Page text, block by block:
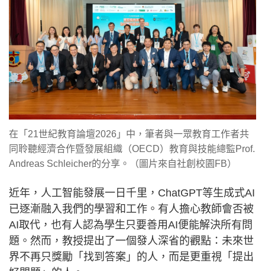
在「21世紀教育論壇2026」中，筆者與一眾教育工作者共
同聆聽經濟合作暨發展組織（OECD）教育與技能總監Prof.
Andreas Schleicher的分享。（圖片來自社創校園FB）
近年，人工智能發展一日千里，ChatGPT等生成式AI
已逐漸融入我們的學習和工作。有人擔心教師會否被
AI取代，也有人認為學生只要善用AI便能解決所有問
題。然而，教授提出了一個發人深省的觀點：未來世
界不再只獎勵「找到答案」的人，而是更重視「提出